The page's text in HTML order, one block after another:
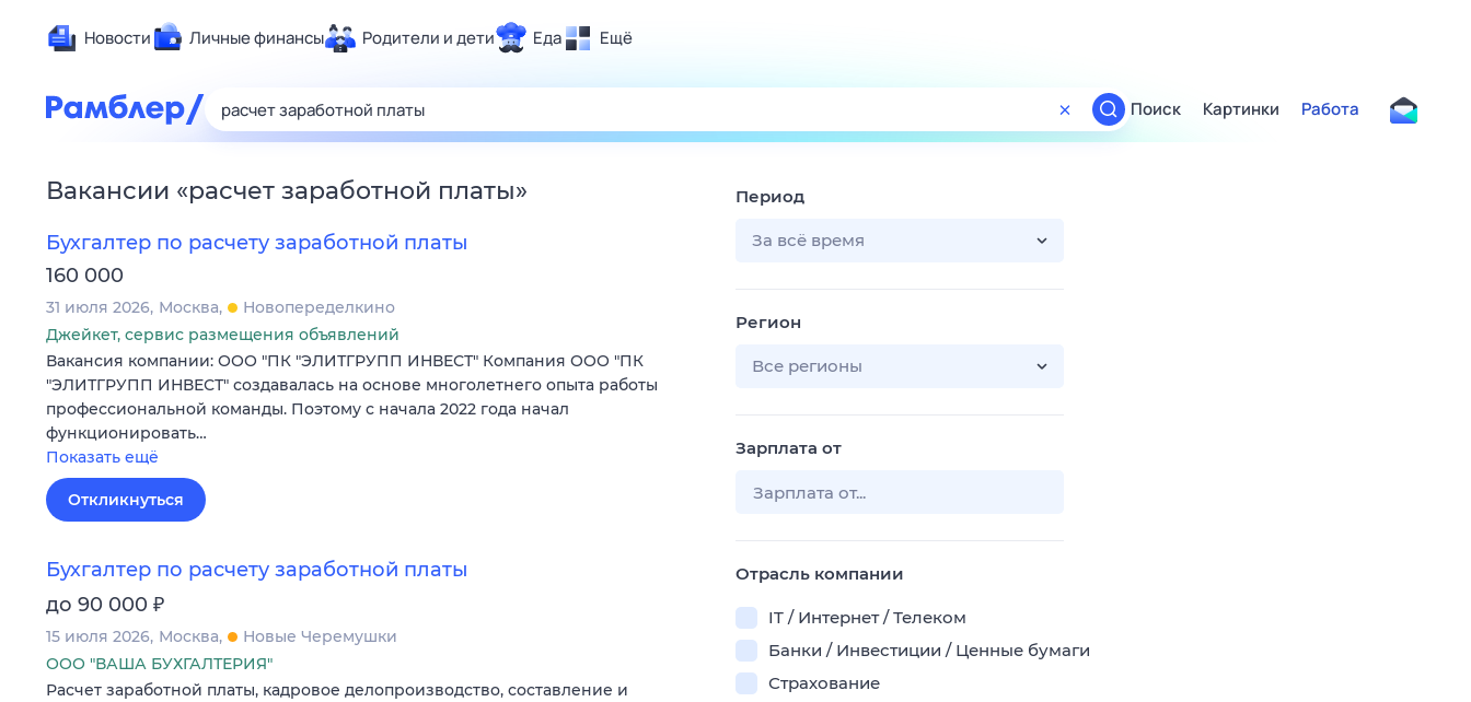
Новости Личные финансы Родители и дети Еда Ещё
Здоровье
Развлечения и отдых
Спорт
Карьера
Сберегаем вместе
Гороскопы
Поиск
ТВ-программа
Поиск Картинки Работа
Вакансии «расчет заработной платы»
Бухгалтер по расчету заработной платы
160 000
31 июля 2026 Москва
Новопеределкино
Джейкет, сервис размещения объявлений
Вакансия компании: ООО "ПК "ЭЛИТГРУПП ИНВЕСТ" Компания ООО "ПК
"ЭЛИТГРУПП ИНВЕСТ" создавалась на основе многолетнего опыта работы
профессиональной команды. Поэтому с начала 2022 года начал
функционировать…
Показать ещё
Откликнуться
Бухгалтер по расчету заработной платы
до 90 000 ₽
15 июля 2026 Москва
Новые Черемушки
ООО "ВАША БУХГАЛТЕРИЯ"
Расчет заработной платы, кадровое делопроизводство, составление и
Период
За всё время
Регион
Все регионы
Зарплата от
Отрасль компании
IT / Интернет / Телеком
Банки / Инвестиции / Ценные бумаги
Страхование